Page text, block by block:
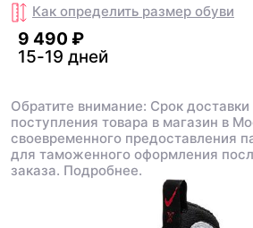
Как определить размер обуви
9 490 ₽
15-19 дней
Обратите внимание: Срок
поступления товара в магазин в
своевременного предоставления
для таможенного оформления
заказа. Подробнее.